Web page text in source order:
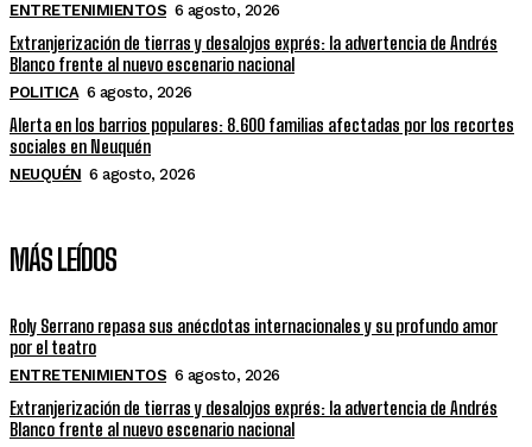
ENTRETENIMIENTOS 6 agosto, 2026
Extranjerización de tierras y desalojos exprés: la advertencia de Andrés
Blanco frente al nuevo escenario nacional
POLITICA 6 agosto, 2026
Alerta en los barrios populares: 8.600 familias afectadas por los recortes
sociales en Neuquén
NEUQUÉN 6 agosto, 2026
MÁS LEÍDOS
Roly Serrano repasa sus anécdotas internacionales y su profundo amor
por el teatro
ENTRETENIMIENTOS 6 agosto, 2026
Extranjerización de tierras y desalojos exprés: la advertencia de Andrés
Blanco frente al nuevo escenario nacional